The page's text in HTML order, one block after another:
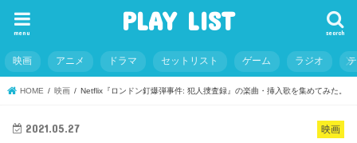
PLAY LIST search
menu
映画 アニメ ドラマ セットリスト ゲーム ラジオ
HOME 映画 Netflix『ロンドン釘爆弾事件: 犯人捜査録』の楽曲・挿入歌を集めてみた。
映画
2021.05.27